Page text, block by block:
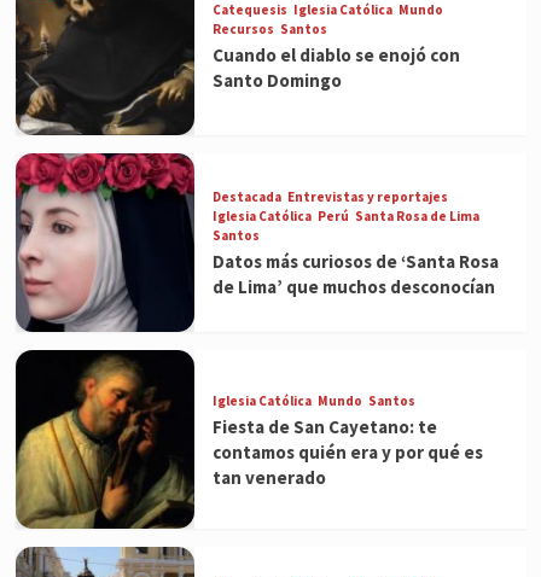
Catequesis Iglesia Católica Mundo
Recursos Santos
Cuando el diablo se enojó con
Santo Domingo
Destacada Entrevistas y reportajes
Iglesia Católica Perú Santa Rosa de Lima
Santos
Datos más curiosos de ‘Santa Rosa
de Lima’ que muchos desconocían
Iglesia Católica Mundo Santos
Fiesta de San Cayetano: te
contamos quién era y por qué es
tan venerado